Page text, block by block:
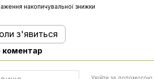
накопичувальної знижки
з'явиться
коментар
Увійти за допомогою